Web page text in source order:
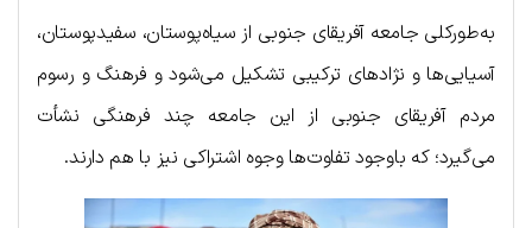
به‌طورکلی جامعه آفریقای جنوبی از سیاه‌پوستان، سفیدپوستان،
آسیایی‌ها و نژادهای ترکیبی تشکیل می‌شود و فرهنگ و رسوم
مردم آفریقای جنوبی از این جامعه چند فرهنگی نشأت
می‌گیرد؛ که باوجود تفاوت‌ها وجوه اشتراکی نیز با هم دارند.